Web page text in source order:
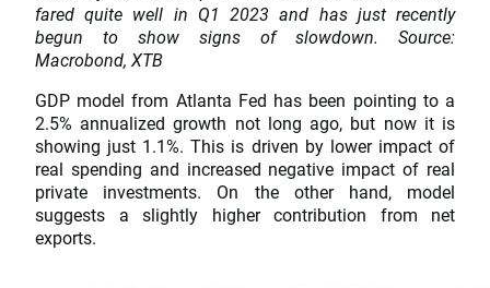
fared quite well in Q1 2023 and has just recently
begun to show signs of slowdown. Source:
Macrobond, XTB
GDP model from Atlanta Fed has been pointing to a
2.5% annualized growth not long ago, but now it is
showing just 1.1%. This is driven by lower impact of
real spending and increased negative impact of real
private investments. On the other hand, model
suggests a slightly higher contribution from net
exports.